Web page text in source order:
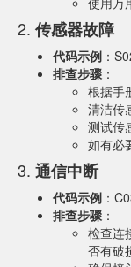
2. 传感器故障
代码示例 ：
排查步骤 ：
根据手
清洁传
测试传
如有必
3. 通信中断
代码示例 ：
排查步骤 ：
检查连
否有破